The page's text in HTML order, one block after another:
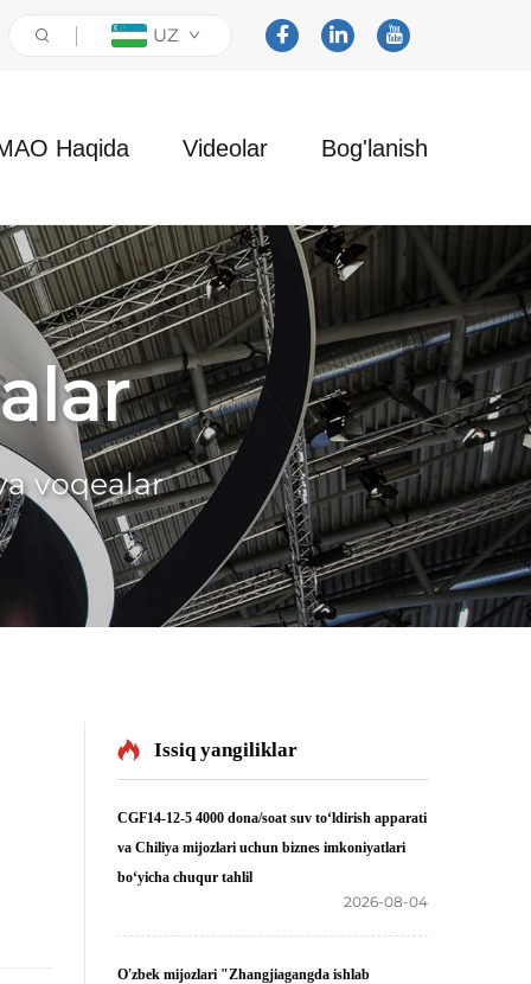
UZ
Haqida Videolar Bog'lanish
voqealar
Issiq yangiliklar
CGF14-12-5 4000 dona/soat suv to‘ldirish apparati
va Chiliya mijozlari uchun biznes imkoniyatlari
bo‘yicha chuqur tahlil
2026-08-04
O'zbek mijozlari "Zhangjiagangda ishlab